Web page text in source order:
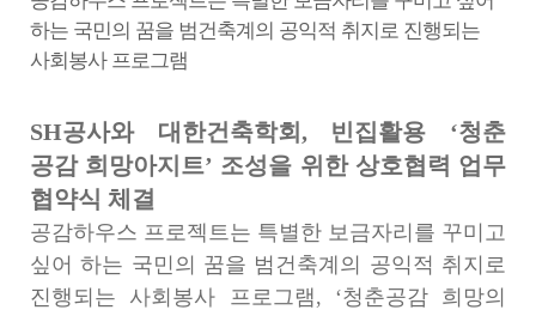
하는 국민의 꿈을 범건축계의 공익적 취지로 진행되는
사회봉사 프로그램
SH공사와 대한건축학회, 빈집활용 ‘청춘
공감 희망아지트’ 조성을 위한 상호협력 업무
협약식 체결
공감하우스 프로젝트는 특별한 보금자리를 꾸미고
싶어 하는 국민의 꿈을 범건축계의 공익적 취지로
진행되는 사회봉사 프로그램, ‘청춘공감 희망의